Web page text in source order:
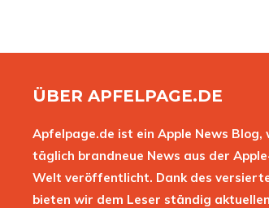
ÜBER APFELPAGE.DE
Apfelpage.de ist ein Apple News Blog,
täglich brandneue News aus der
Welt veröffentlicht. Dank des
bieten wir dem Leser ständig